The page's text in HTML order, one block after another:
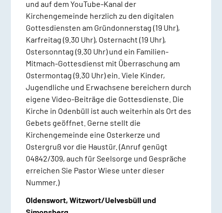
und auf dem YouTube-Kanal der
Kirchengemeinde herzlich zu den digitalen
Gottesdiensten am Gründonnerstag (19 Uhr),
Karfreitag (9.30 Uhr), Osternacht (19 Uhr),
Ostersonntag (9.30 Uhr) und ein Familien-
Mitmach-Gottesdienst mit Überraschung am
Ostermontag (9.30 Uhr) ein. Viele Kinder,
Jugendliche und Erwachsene bereichern durch
eigene Video-Beiträge die Gottesdienste. Die
Kirche in Odenbüll ist auch weiterhin als Ort des
Gebets geöffnet. Gerne stellt die
Kirchengemeinde eine Osterkerze und
Ostergruß vor die Haustür. (Anruf genügt
04842/309, auch für Seelsorge und Gespräche
erreichen Sie Pastor Wiese unter dieser
Nummer.)
Oldenswort, Witzwort/Uelvesbüll und